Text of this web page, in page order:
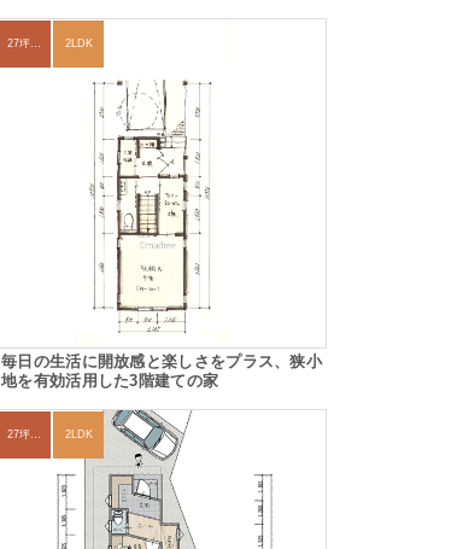
27坪〜30坪 2LDK
毎日の生活に開放感と楽しさをプラス、狭小
地を有効活用した3階建ての家
27坪〜30坪 2LDK